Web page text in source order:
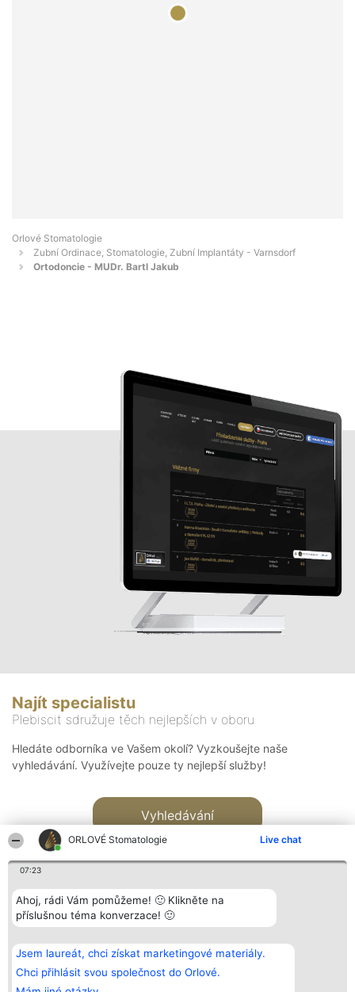
ORLOVÉ Stomatologie Live chat
07:23
Ahoj, rádi Vám pomůžeme! 🙂 Klikněte na
příslušnou téma konverzace! 🙂
Jsem laureát, chci získat marketingové materiály.
Chci přihlásit svou společnost do Orlové.
Orlové Stomatologie
Zubní Ordinace, Stomatologie, Zubní Implantáty - Varnsdorf
Ortodoncie - MUDr. Bartl Jakub
Najít specialistu
Plebiscit sdružuje těch nejlepších v oboru
Hledáte odborníka ve Vašem okolí? Vyzkoušejte naše
vyhledávání. Využívejte pouze ty nejlepší služby!
Vyhledávání
Bright Side Solutions sp. z o.
o. sp. k.
ul. Ruska 22
Wrocław 50-079
Vítězové
Seznam všech
laureátů
Zásady
Kontakt